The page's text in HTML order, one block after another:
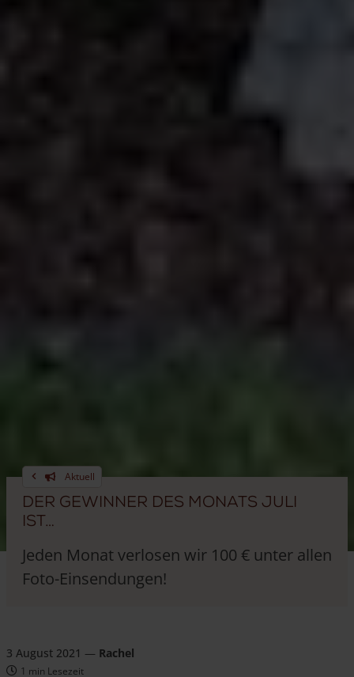
Aktuell
Der Gewinner des Monats Juli
ist…
Jeden Monat verlosen wir 100 € unter allen
Foto-Einsendungen!
3 August 2021 — Rachel
1 min Lesezeit